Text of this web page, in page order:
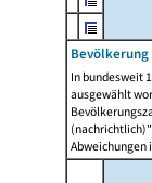
In bundesweit
ausgewählt
Abweichungen